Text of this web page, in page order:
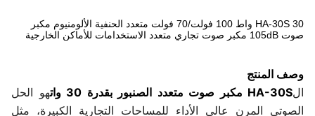
HA-30S 30 واط 100 فولت/70 فولت متعدد الحنفية الألومنيوم مكبر
صوت 105dB مكبر صوت تجاري متعدد الاستخدامات للأماكن الخارجية
وصف المنتج
الHA-30S مكبر صوت متعدد الصنبور بقدرة 30 وات
هو الحل
الصوتي المرن عالي الأداء للمساحات التجارية الكبيرة، مثل